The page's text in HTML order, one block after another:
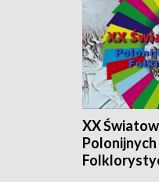
XX